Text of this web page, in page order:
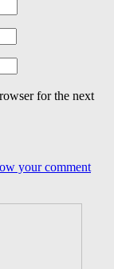
for the next
your comment